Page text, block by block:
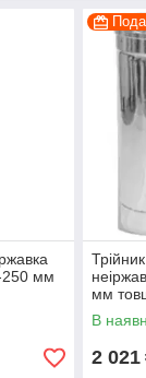
250 мм
мм
В
2 021